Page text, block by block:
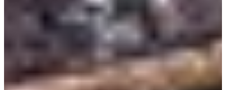
Bảo tàng Teddy Bear nằm trong khu phức hợp Du lịch Jungmun
trên đảo Jeju, một trong những điểm thu hút khách du lịch chính
của Hàn Quốc. Đây là bảo tàng dành riêng cho gấu bông khai
trương vào tháng 4 năm 2001. Mặc dù có nhiều bảo tàng gấu
bông trên toàn thế giới, nhưng Bảo tàng gấu Teddy ở đảo Jeju
là một trong số ít bảo tàng gấu bông được tìm thấy ở Hàn
Quốc tự hào có bộ sưu tập gấu bông độc đáo để du khách
tham quan và chụp ảnh.